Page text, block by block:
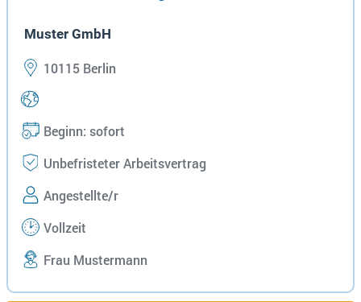
Muster GmbH
10115 Berlin
Beginn: sofort
Unbefristeter Arbeitsvertrag
Angestellte/r
Vollzeit
Frau Mustermann